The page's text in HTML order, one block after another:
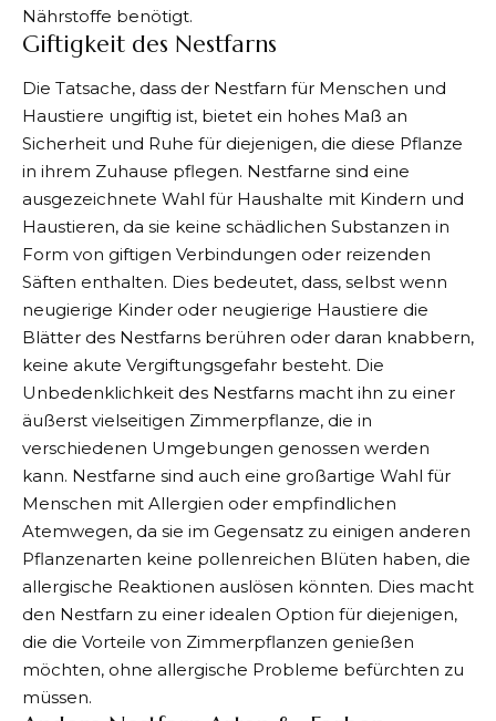
Nährstoffe benötigt.
Giftigkeit des Nestfarns
Die Tatsache, dass der Nestfarn für Menschen und
Haustiere ungiftig ist, bietet ein hohes Maß an
Sicherheit und Ruhe für diejenigen, die diese Pflanze
in ihrem Zuhause pflegen. Nestfarne sind eine
ausgezeichnete Wahl für Haushalte mit Kindern und
Haustieren, da sie keine schädlichen Substanzen in
Form von giftigen Verbindungen oder reizenden
Säften enthalten. Dies bedeutet, dass, selbst wenn
neugierige Kinder oder neugierige Haustiere die
Blätter des Nestfarns berühren oder daran knabbern,
keine akute Vergiftungsgefahr besteht. Die
Unbedenklichkeit des Nestfarns macht ihn zu einer
äußerst vielseitigen Zimmerpflanze, die in
verschiedenen Umgebungen genossen werden
kann. Nestfarne sind auch eine großartige Wahl für
Menschen mit Allergien oder empfindlichen
Atemwegen, da sie im Gegensatz zu einigen anderen
Pflanzenarten keine pollenreichen Blüten haben, die
allergische Reaktionen auslösen könnten. Dies macht
den Nestfarn zu einer idealen Option für diejenigen,
die die Vorteile von Zimmerpflanzen genießen
möchten, ohne allergische Probleme befürchten zu
müssen.